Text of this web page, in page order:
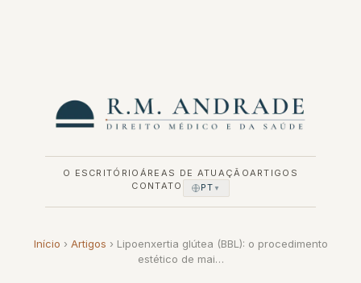
O ESCRITÓRIO ÁREAS DE ATUAÇÃOARTIGOS
CONTATO
PT ▼
Início › Artigos › Lipoenxertia glútea (BBL): o procedimento
estético de mai…